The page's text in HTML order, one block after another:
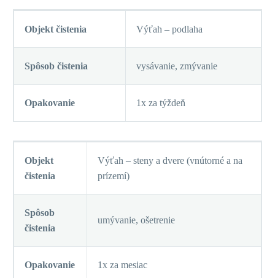
Objekt čistenia Výťah – podlaha
Spôsob čistenia vysávanie, zmývanie
Opakovanie 1x za týždeň
Objekt
čistenia
Výťah – steny a dvere (vnútorné a na
prízemí)
Spôsob
čistenia
umývanie, ošetrenie
Opakovanie 1x za mesiac